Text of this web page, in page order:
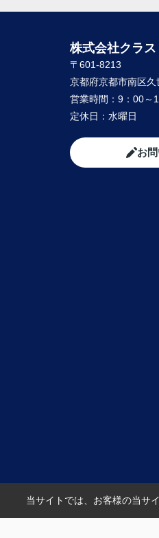
購入にあ
て下さり
や報告な
私達家族
心から信
これから
友人、
クラスト
株式会社クラ
〒601-8213
京都府京都市南区
営業時間： 9：00～
定休日： 水曜日
お
当サイトでは、お客様の当サ